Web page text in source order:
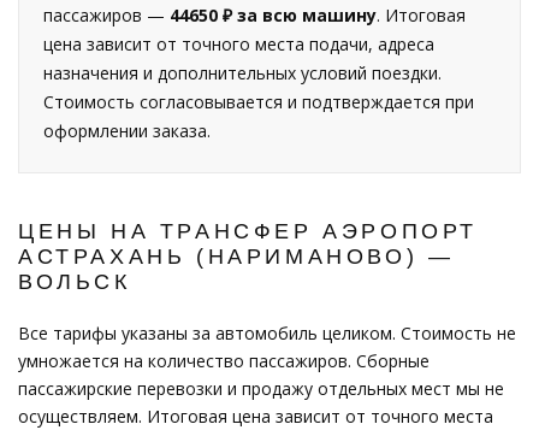
пассажиров — 44650 ₽ за всю машину. Итоговая
цена зависит от точного места подачи, адреса
назначения и дополнительных условий поездки.
Стоимость согласовывается и подтверждается при
оформлении заказа.
ЦЕНЫ НА ТРАНСФЕР АЭРОПОРТ
АСТРАХАНЬ (НАРИМАНОВО) —
ВОЛЬСК
Все тарифы указаны за автомобиль целиком. Стоимость не
умножается на количество пассажиров. Сборные
пассажирские перевозки и продажу отдельных мест мы не
осуществляем. Итоговая цена зависит от точного места